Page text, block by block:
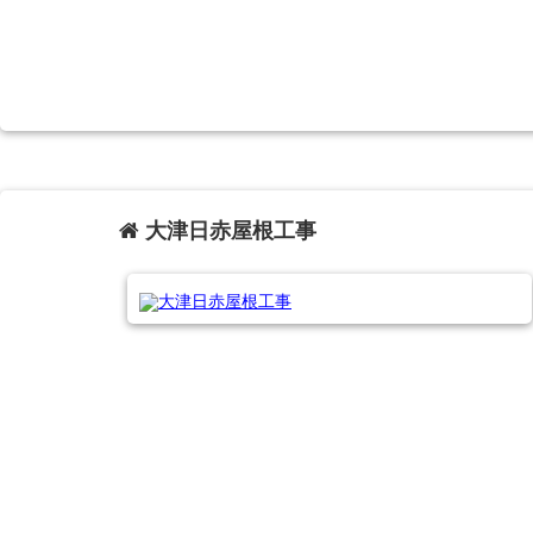
大津日赤屋根工事